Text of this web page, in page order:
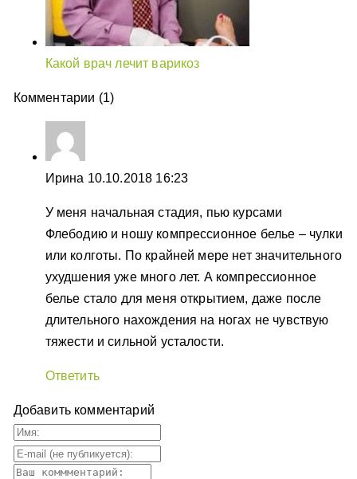
Какой врач лечит варикоз
Комментарии (1)
Ирина 10.10.2018 16:23
У меня начальная стадия, пью курсами
Флебодию и ношу компрессионное белье – чулки
или колготы. По крайней мере нет значительного
ухудшения уже много лет. А компрессионное
белье стало для меня открытием, даже после
длительного нахождения на ногах не чувствую
тяжести и сильной усталости.
Ответить
Добавить комментарий